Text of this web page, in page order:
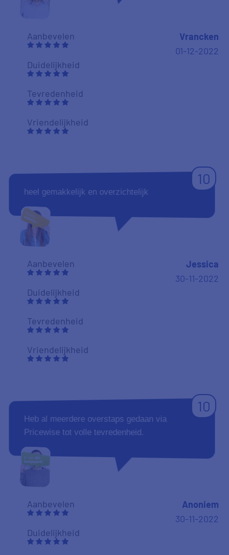
Aanbevelen
Duidelijkheid
Tevredenheid
Vriendelijkheid
Vrancken
01-12-2022
10
heel gemakkelijk en overzichtelijk
Aanbevelen
Duidelijkheid
Tevredenheid
Vriendelijkheid
Jessica
30-11-2022
10
Heb al meerdere overstaps gedaan via
Pricewise tot volle tevredenheid.
Aanbevelen
Duidelijkheid
Anoniem
30-11-2022